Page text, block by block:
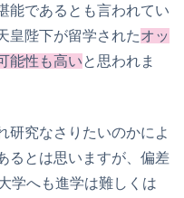
能であるとも言われてい
皇陛下が留学されたオッ
能性も高いと思われま
研究なさりたいのかによ
るとは思いますが、偏差
学へも進学は難しくは